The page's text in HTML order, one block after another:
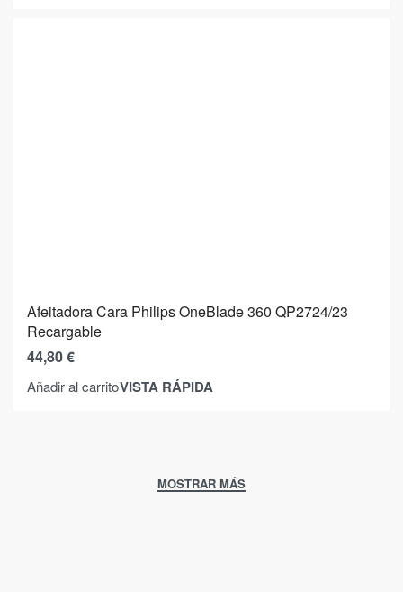
Afeitadora Cara Philips OneBlade 360 QP2724/23
Recargable
44,80€
Añadir al carritoVISTA RÁPIDA